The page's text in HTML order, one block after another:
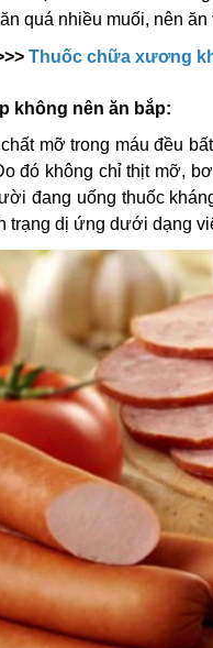
quá nhiều muối, nên ăn
Thuốc chữa xương
không nên ăn bắp:
mỡ trong máu đều
đó không chỉ thịt mỡ,
đang uống thuốc
trạng dị ứng dưới dạng